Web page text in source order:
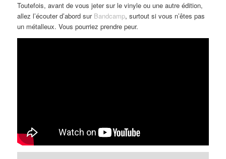
Toutefois, avant de vous jeter sur le vinyle ou une autre édition,
allez l’écouter d’abord sur Bandcamp, surtout si vous n’êtes pas
un métalleux. Vous pourriez prendre peur.